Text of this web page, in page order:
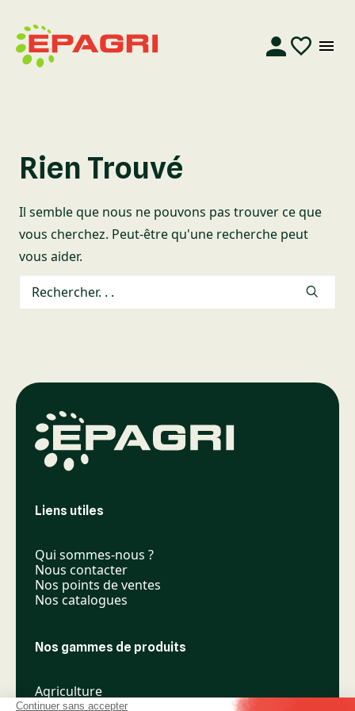
Rien Trouvé
Il semble que nous ne pouvons pas trouver ce que
vous cherchez. Peut-être qu'une recherche peut
vous aider.
Liens utiles
Qui sommes-nous ?
Nous contacter
Nos points de ventes
Nos catalogues
Nos gammes de produits
Agriculture
Élevage